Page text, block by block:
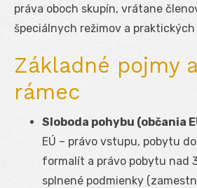
práva oboch skupín, vrátane
špeciálnych režimov a
Základné pojmy
rámec
Sloboda pohybu (občania
EÚ – právo vstupu, pobytu
formalít a právo pobytu nad
splnené podmienky